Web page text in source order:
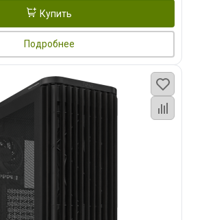
Купить
Подробнее